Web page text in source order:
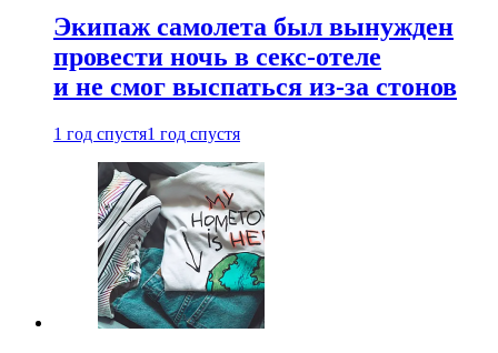
Экипаж самолета был вынужден
провести ночь в секс-отеле
и не смог выспаться из-за стонов
1 год спустя1 год спустя